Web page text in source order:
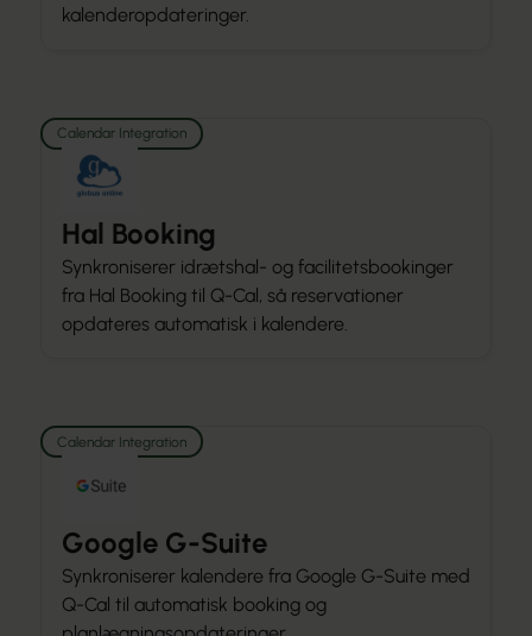
kalenderopdateringer.
Calendar Integration
Hal Booking
Synkroniserer idrætshal- og facilitetsbookinger
fra Hal Booking til Q-Cal, så reservationer
opdateres automatisk i kalendere.
Calendar Integration
Google G-Suite
Synkroniserer kalendere fra Google G-Suite med
Q-Cal til automatisk booking og